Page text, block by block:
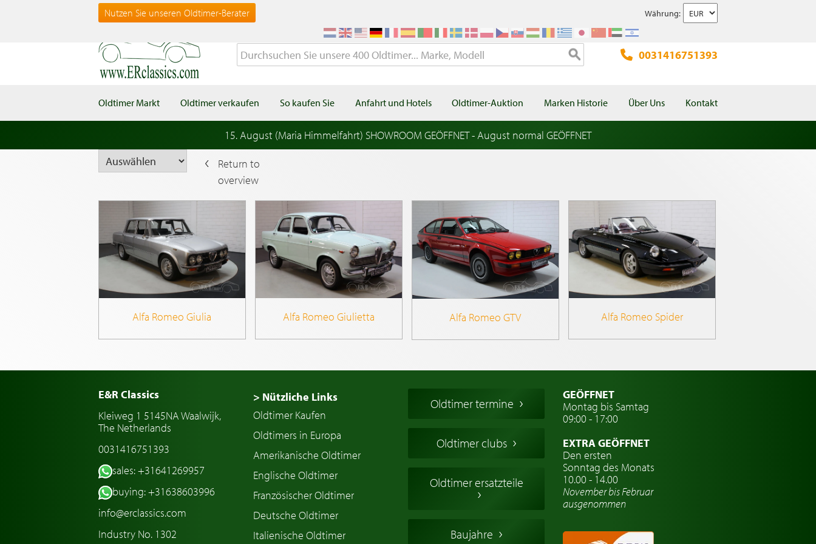
Nutzen Sie unseren Oldtimer-Berater Währung:
0031416751393
Oldtimer Markt Oldtimer verkaufen So kaufen Sie Anfahrt und Hotels Oldtimer-Auktion Marken Historie Über Uns Kontakt
15. August (Maria Himmelfahrt) SHOWROOM GEÖFFNET - August normal GEÖFFNET
Return to
overview
Alfa Romeo Giulia Alfa Romeo Giulietta Alfa Romeo GTV Alfa Romeo Spider
E&R Classics
Kleiweg 1 5145NA Waalwijk,
The Netherlands
0031416751393
sales: +31641269957
buying: +31638603996
info@erclassics.com
Industry No. 1302
> Nützliche Links
Oldtimer Kaufen
Oldtimers in Europa
Amerikanische Oldtimer
Englische Oldtimer
Französischer Oldtimer
Deutsche Oldtimer
Italienische Oldtimer
Oldtimer termine
Oldtimer clubs
Oldtimer ersatzteile
Baujahre
GEÖFFNET
Montag bis Samtag
09:00 - 17:00
EXTRA GEÖFFNET
Den ersten
Sonntag des Monats
10.00 - 14.00
November bis Februar
ausgenommen